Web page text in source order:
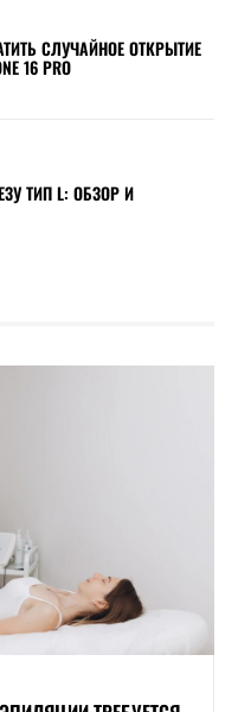
СЛУЧАЙНОЕ ОТКРЫТИЕ
16 PRO
ТИП L: ОБЗОР И